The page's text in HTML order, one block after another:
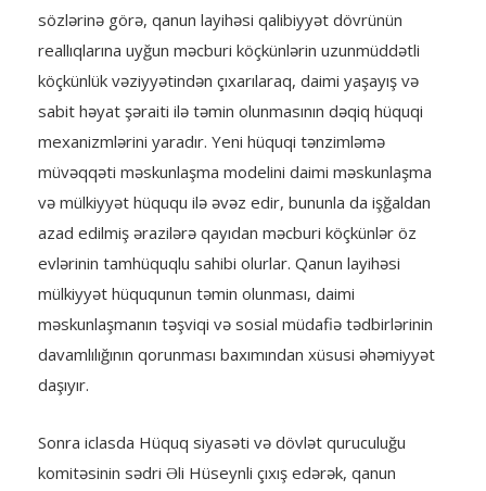
sözlərinə görə, qanun layihəsi qalibiyyət dövrünün
reallıqlarına uyğun məcburi köçkünlərin uzunmüddətli
köçkünlük vəziyyətindən çıxarılaraq, daimi yaşayış və
sabit həyat şəraiti ilə təmin olunmasının dəqiq hüquqi
mexanizmlərini yaradır. Yeni hüquqi tənzimləmə
müvəqqəti məskunlaşma modelini daimi məskunlaşma
və mülkiyyət hüququ ilə əvəz edir, bununla da işğaldan
azad edilmiş ərazilərə qayıdan məcburi köçkünlər öz
evlərinin tamhüquqlu sahibi olurlar. Qanun layihəsi
mülkiyyət hüququnun təmin olunması, daimi
məskunlaşmanın təşviqi və sosial müdafiə tədbirlərinin
davamlılığının qorunması baxımından xüsusi əhəmiyyət
daşıyır.
Sonra iclasda Hüquq siyasəti və dövlət quruculuğu
komitəsinin sədri Əli Hüseynli çıxış edərək, qanun